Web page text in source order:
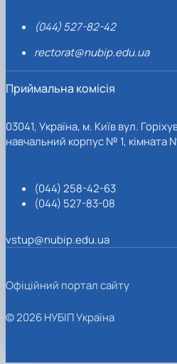
(044) 527-82-42
rectorat@nubip.edu.ua
Приймальна комісія
03041, Україна, м. Київ вул.
навчальний корпус № 1, кімната
(044) 258-42-63
(044) 527-83-08
vstup@nubip.edu.ua
Офіційний портал сайту
© 2026 НУБІП Україна